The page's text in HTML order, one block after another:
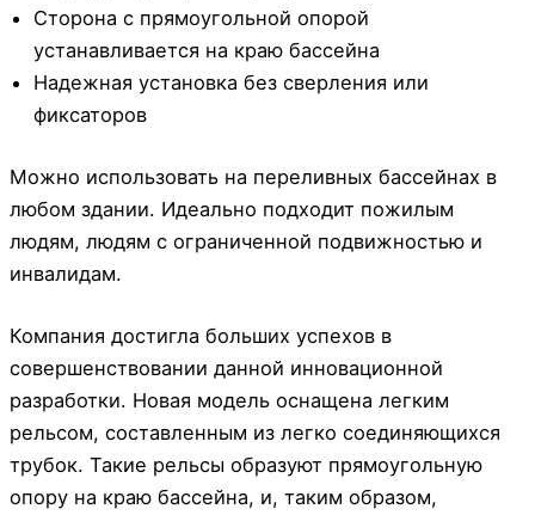
Сторона с прямоугольной опорой
устанавливается на краю бассейна
Надежная установка без сверления или
фиксаторов
Можно использовать на переливных бассейнах в
любом здании. Идеально подходит пожилым
людям, людям с ограниченной подвижностью и
инвалидам.
Компания достигла больших успехов в
совершенствовании данной инновационной
разработки. Новая модель оснащена легким
рельсом, составленным из легко соединяющихся
трубок. Такие рельсы образуют прямоугольную
опору на краю бассейна, и, таким образом,